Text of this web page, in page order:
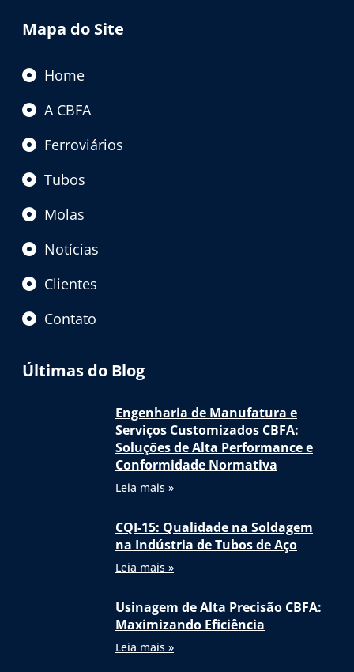
Mapa do Site
Home
A CBFA
Ferroviários
Tubos
Molas
Notícias
Clientes
Contato
Últimas do Blog
Engenharia de Manufatura e
Serviços Customizados CBFA:
Soluções de Alta Performance e
Conformidade Normativa
Leia mais »
CQI-15: Qualidade na Soldagem
na Indústria de Tubos de Aço
Leia mais »
Usinagem de Alta Precisão CBFA:
Maximizando Eficiência
Leia mais »